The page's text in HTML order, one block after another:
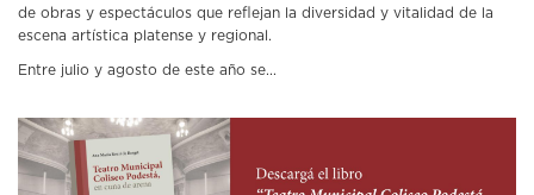
de obras y espectáculos que reflejan la diversidad y vitalidad de la
escena artística platense y regional.
Entre julio y agosto de este año se...